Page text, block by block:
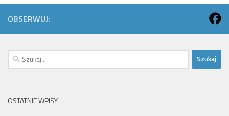
OBSERWUJ:
Szukaj:
OSTATNIE WPISY